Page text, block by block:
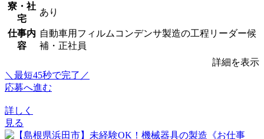
寮・社
宅
あり
仕事内
容
自動車用フィルムコンデンサ製造の工程リーダー候
補・正社員
詳細を表示
＼最短45秒で完了／
応募へ進む
詳しく
見る